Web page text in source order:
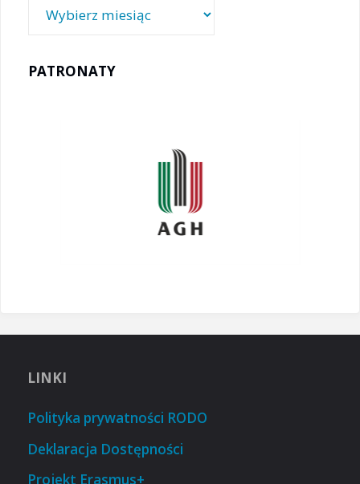
PATRONATY
LINKI
Polityka prywatności RODO
Deklaracja Dostępności
Projekt Erasmus+